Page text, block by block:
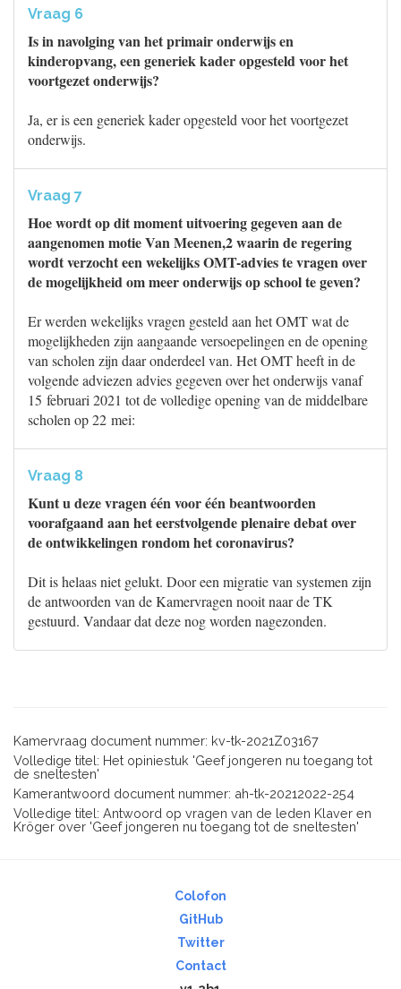
Vraag 6
Is in navolging van het primair onderwijs en
kinderopvang, een generiek kader opgesteld voor het
voortgezet onderwijs?
Ja, er is een generiek kader opgesteld voor het voortgezet
onderwijs.
Vraag 7
Hoe wordt op dit moment uitvoering gegeven aan de
aangenomen motie Van Meenen,2 waarin de regering
wordt verzocht een wekelijks OMT-advies te vragen over
de mogelijkheid om meer onderwijs op school te geven?
Er werden wekelijks vragen gesteld aan het OMT wat de
mogelijkheden zijn aangaande versoepelingen en de opening
van scholen zijn daar onderdeel van. Het OMT heeft in de
volgende adviezen advies gegeven over het onderwijs vanaf
15 februari 2021 tot de volledige opening van de middelbare
scholen op 22 mei:
Vraag 8
Kunt u deze vragen één voor één beantwoorden
voorafgaand aan het eerstvolgende plenaire debat over
de ontwikkelingen rondom het coronavirus?
Dit is helaas niet gelukt. Door een migratie van systemen zijn
de antwoorden van de Kamervragen nooit naar de TK
gestuurd. Vandaar dat deze nog worden nagezonden.
Kamervraag document nummer: kv-tk-2021Z03167
Volledige titel: Het opiniestuk 'Geef jongeren nu toegang tot
de sneltesten'
Kamerantwoord document nummer: ah-tk-20212022-254
Volledige titel: Antwoord op vragen van de leden Klaver en
Kröger over 'Geef jongeren nu toegang tot de sneltesten'
Colofon
GitHub
Twitter
Contact